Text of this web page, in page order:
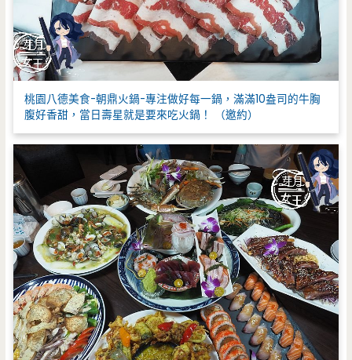
桃園八德美食-朝鼎火鍋-專注做好每一鍋，滿滿10盎司的牛胸
腹好香甜，當日壽星就是要來吃火鍋！ （邀約）